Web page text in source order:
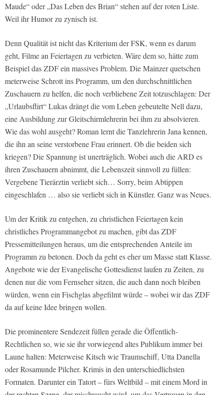
Maude“ oder „Das Leben des Brian“ stehen auf der roten Liste.
Weil ihr Humor zu zynisch ist.
Denn Qualität ist nicht das Kriterium der FSK, wenn es darum
geht, Filme an Feiertagen zu verbieten. Wäre dem so, hätte zum
Beispiel das ZDF ein massives Problem. Die Mainzer quetschen
meterweise Schrott ins Programm, um den durchschnittlichen
Zuschauern zu helfen, die noch verbliebene Zeit totzuschlagen: Der
„Urlaubsflirt“ Lukas drängt die vom Leben gebeutelte Nell dazu,
eine Ausbildung zur Gleitschirmlehrerin bei ihm zu absolvieren.
Wie das wohl ausgeht? Roman lernt die Tanzlehrerin Jana kennen,
die ihn an seine verstorbene Frau erinnert. Ob die beiden sich
kriegen? Die Spannung ist unerträglich. Wobei auch die ARD es
ihren Zuschauern abnimmt, die Lebenszeit sinnvoll zu füllen:
Vergebene Tierärztin verliebt sich… Sorry, beim Abtippen
eingeschlafen … also sie verliebt sich in Künstler. Ganz was Neues.
Um der Kritik zu entgehen, zu christlichen Feiertagen kein
christliches Programmangebot zu machen, gibt das ZDF
Pressemitteilungen heraus, um die entsprechenden Anteile im
Programm zu betonen. Doch da geht es eher um Masse statt Klasse.
Angebote wie der Evangelische Gottesdienst laufen zu Zeiten, zu
denen nur die vom Fernseher sitzen, die auch dann noch bleiben
würden, wenn ein Fischglas abgefilmt würde – wobei wir das ZDF
da auf keine Idee bringen wollen.
Die prominentere Sendezeit füllen gerade die Öffentlich-
Rechtlichen so, wie sie ihr vorwiegend altes Publikum immer bei
Laune halten: Meterweise Kitsch wie Traumschiff, Utta Danella
oder Rosamunde Pilcher. Krimis in den unterschiedlichsten
Formaten. Darunter ein Tatort – fürs Weltbild – mit einem Mord in